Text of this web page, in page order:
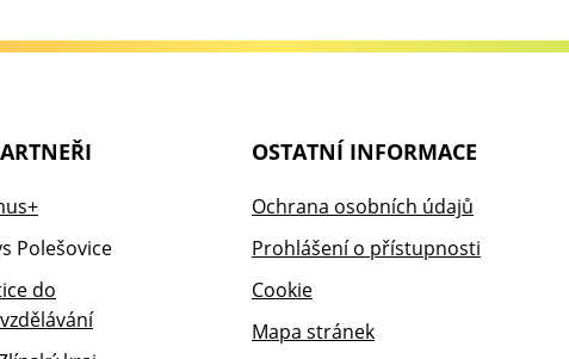
OSTATNÍ INFORMACE
Ochrana osobních údajů
Prohlášení o přístupnosti
Cookie
Mapa stránek